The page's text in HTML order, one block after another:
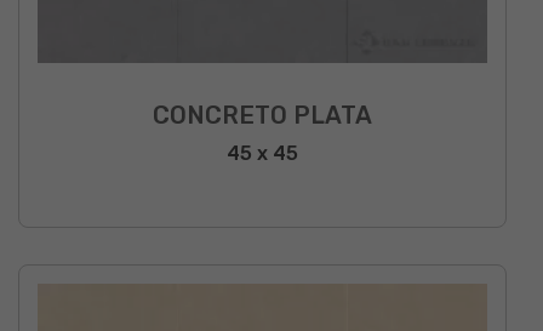
CONCRETO PLATA
45 x 45